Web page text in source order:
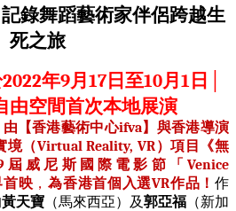
記錄舞蹈藝術家伴侶跨越生
死之旅
2022年9月 17日至10月 1 日
由空間首次本地展演
由【香港藝術中心ifva】與香港導演
境（Virtual Reality, VR）項目《無
屆威尼斯國際電影節「Venice
首映 ，為香港首個入選VR作品！作
黃天寶 （馬來西亞）及郭亞福 （新加